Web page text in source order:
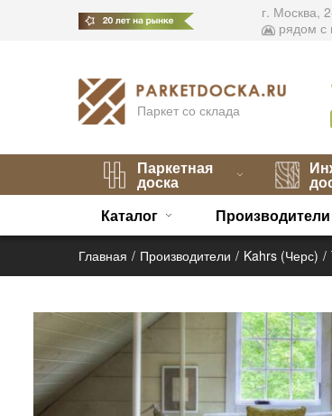
г. Москва,
рядом с
Паркет со склада
Паркетная
доска
Каталог
Производители
Главная Производители Kahrs (Черс)